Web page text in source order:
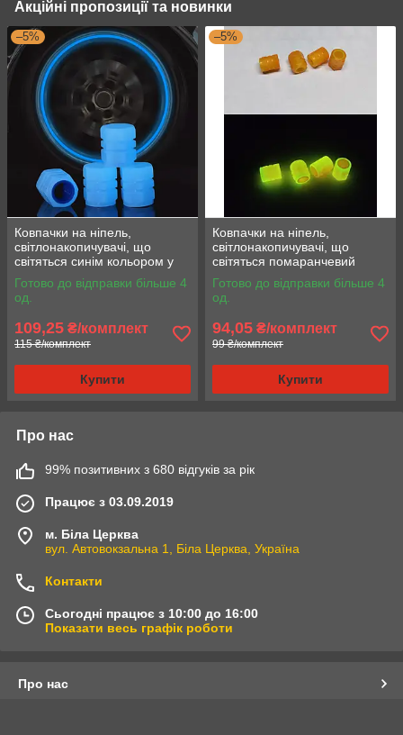
Акційні пропозиції та новинки
–5%
Ковпачки на ніпель,
світлонакопичувачі, що
світяться синім кольором у
темряві.
Готово до відправки більше 4
од.
109,25 ₴/комплект
115 ₴/комплект
Купити
–5%
Ковпачки на ніпель,
світлонакопичувачі, що
світяться помаранчевий
кольором у темряві.
Готово до відправки більше 4
од.
94,05 ₴/комплект
99 ₴/комплект
Купити
Про нас
99% позитивних з 680 відгуків за рік
Працює з 03.09.2019
м. Біла Церква
вул. Автовокзальна 1, Біла Церква, Україна
Контакти
Сьогодні працює з 10:00 до 16:00
Показати весь графік роботи
Про нас